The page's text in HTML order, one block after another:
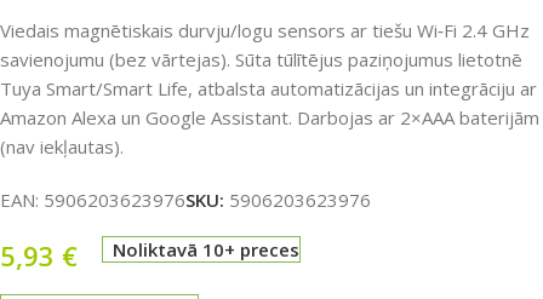
Viedais magnētiskais durvju/logu sensors ar tiešu Wi‑Fi 2.4 GHz
savienojumu (bez vārtejas). Sūta tūlītējus paziņojumus lietotnē
Tuya Smart/Smart Life, atbalsta automatizācijas un integrāciju ar
Amazon Alexa un Google Assistant. Darbojas ar 2×AAA baterijām
(nav iekļautas).
EAN: 5906203623976SKU: 5906203623976
5,93 € Noliktavā 10+ preces